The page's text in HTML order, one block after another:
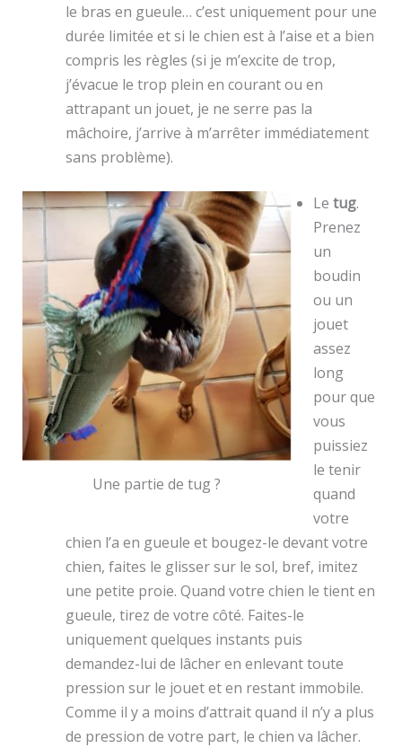
le bras en gueule… c’est uniquement pour une
durée limitée et si le chien est à l’aise et a bien
compris les règles (si je m’excite de trop,
j’évacue le trop plein en courant ou en
attrapant un jouet, je ne serre pas la
mâchoire, j’arrive à m’arrêter immédiatement
sans problème).
Une partie de tug ?
Le tug.
Prenez
un
boudin
ou un
jouet
assez
long
pour que
vous
puissiez
le tenir
quand
votre
chien l’a en gueule et bougez-le devant votre
chien, faites le glisser sur le sol, bref, imitez
une petite proie. Quand votre chien le tient en
gueule, tirez de votre côté. Faites-le
uniquement quelques instants puis
demandez-lui de lâcher en enlevant toute
pression sur le jouet et en restant immobile.
Comme il y a moins d’attrait quand il n’y a plus
de pression de votre part, le chien va lâcher.